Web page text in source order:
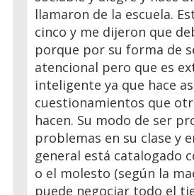
llamaron de la escuela.
cinco y me dijeron que
porque por su forma de
atencional pero que es
inteligente ya que hace
cuestionamientos que
hacen. Su modo de ser
problemas en su clase y
general está catalogado
o el molesto (según la
puede negociar todo el